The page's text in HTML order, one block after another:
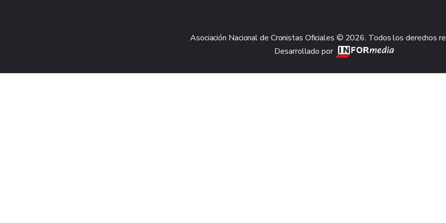
Asociación Nacional de Cronistas Oficiales © 2026. Todos los derechos
Desarrollado por